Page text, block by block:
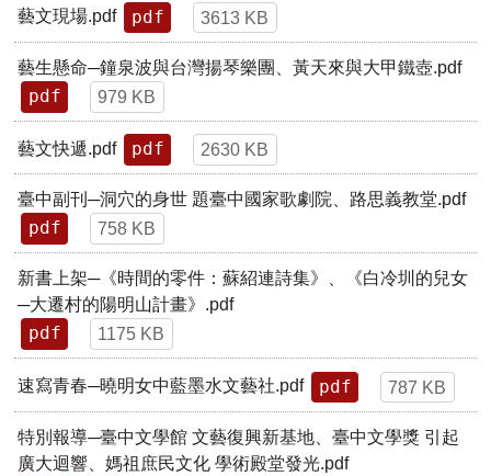
藝文現場.pdf pdf 3613 KB
藝生懸命─鐘泉波與台灣揚琴樂團、黃天來與大甲鐵壺.pdf
pdf 979 KB
藝文快遞.pdf pdf 2630 KB
臺中副刊─洞穴的身世 題臺中國家歌劇院、路思義教堂.pdf
pdf 758 KB
新書上架─《時間的零件：蘇紹連詩集》、《白冷圳的兒女
─大遷村的陽明山計畫》.pdf
pdf 1175 KB
速寫青春─曉明女中藍墨水文藝社.pdf pdf 787 KB
特別報導─臺中文學館 文藝復興新基地、臺中文學獎 引起
廣大迴響、媽祖庶民文化 學術殿堂發光.pdf